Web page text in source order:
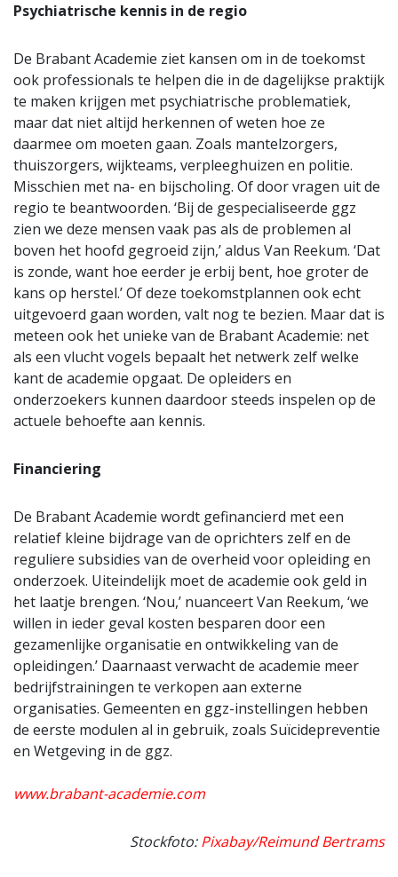
Psychiatrische kennis in de regio
De Brabant Academie ziet kansen om in de toekomst
ook professionals te helpen die in de dagelijkse praktijk
te maken krijgen met psychiatrische problematiek,
maar dat niet altijd herkennen of weten hoe ze
daarmee om moeten gaan. Zoals mantelzorgers,
thuiszorgers, wijkteams, verpleeghuizen en politie.
Misschien met na- en bijscholing. Of door vragen uit de
regio te beantwoorden. ‘Bij de gespecialiseerde ggz
zien we deze mensen vaak pas als de problemen al
boven het hoofd gegroeid zijn,’ aldus Van Reekum. ‘Dat
is zonde, want hoe eerder je erbij bent, hoe groter de
kans op herstel.’ Of deze toekomstplannen ook echt
uitgevoerd gaan worden, valt nog te bezien. Maar dat is
meteen ook het unieke van de Brabant Academie: net
als een vlucht vogels bepaalt het netwerk zelf welke
kant de academie opgaat. De opleiders en
onderzoekers kunnen daardoor steeds inspelen op de
actuele behoefte aan kennis.
Financiering
De Brabant Academie wordt gefinancierd met een
relatief kleine bijdrage van de oprichters zelf en de
reguliere subsidies van de overheid voor opleiding en
onderzoek. Uiteindelijk moet de academie ook geld in
het laatje brengen. ‘Nou,’ nuanceert Van Reekum, ‘we
willen in ieder geval kosten besparen door een
gezamenlijke organisatie en ontwikkeling van de
opleidingen.’ Daarnaast verwacht de academie meer
bedrijfstrainingen te verkopen aan externe
organisaties. Gemeenten en ggz-instellingen hebben
de eerste modulen al in gebruik, zoals Suïcidepreventie
en Wetgeving in de ggz.
www.brabant-academie.com
Stockfoto:Pixabay/Reimund Bertrams